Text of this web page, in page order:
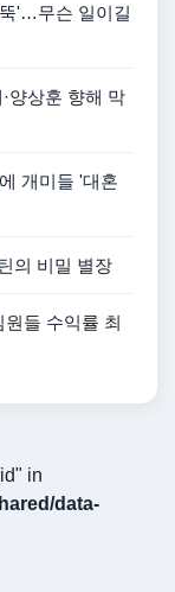
'…무슨 일이길
양상훈 향해 막
개미들 '대혼
의 비밀 별장
원들 수익률 최
in
data-